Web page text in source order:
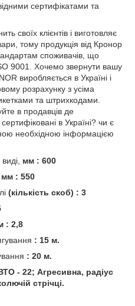
сертифікатами та
своїх клієнтів і виготовляє
тому продукція від Кронор
споживачів, що
9001. Хочемо звернути вашу
виробляється в Україні і
розрахунку з усіма
та штрихкодами.
в продавців де
в Україні? чи є
необхідною інформацією
мм : 600
мм : 550
(кількість скоб) : 3
: 2,8
: 15 м.
: 20 м.
- 22; Агресивна, радіус
стрічці.